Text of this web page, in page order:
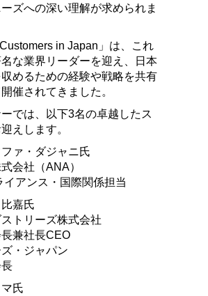
ズへの深い理解が求められま
in Japan」は、これ
な業界リーダーを迎え、日本
めるための経験や戦略を共有
催されてきました。
では、以下3名の卓越したス
えします。
ァ・ダジャニ氏
会社（ANA）
イアンス・国際関係担当
嘉氏
トリーズ株式会社
兼社長CEO
・ジャパン
氏